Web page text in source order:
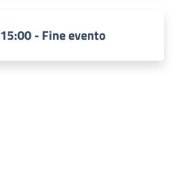
15:00 - Fine evento